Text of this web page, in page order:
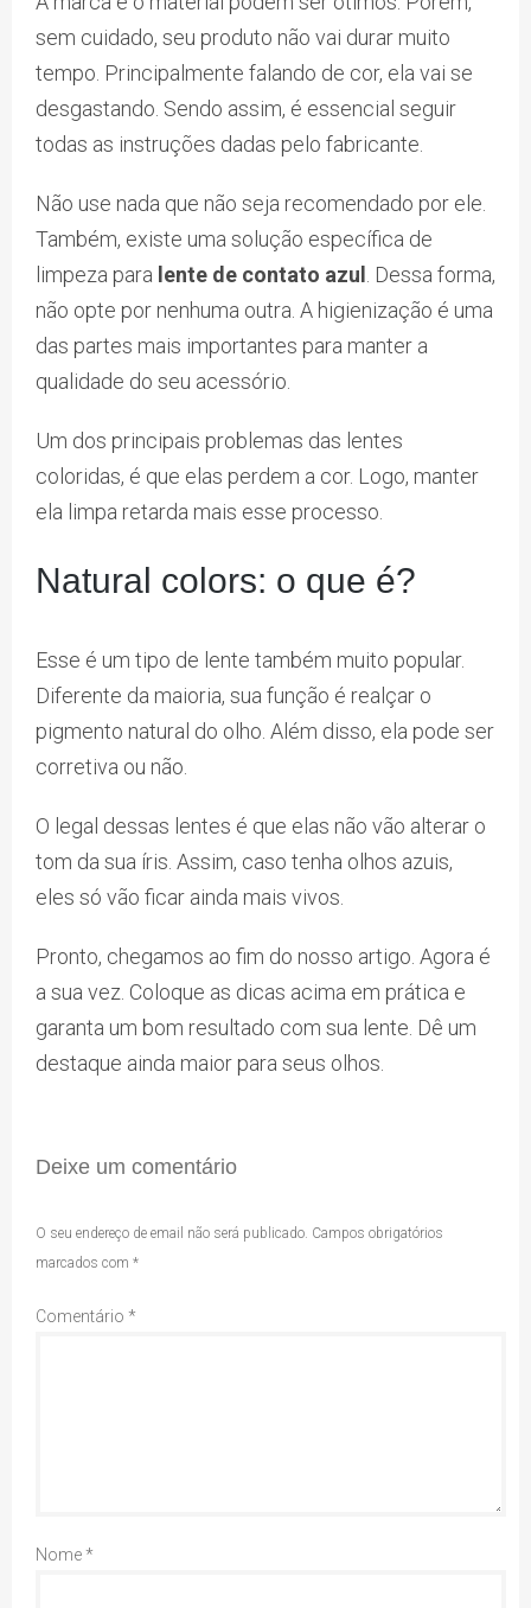
sem cuidado, seu produto não vai durar muito
tempo. Principalmente falando de cor, ela vai se
desgastando. Sendo assim, é essencial seguir
todas as instruções dadas pelo fabricante.
Não use nada que não seja recomendado por ele.
Também, existe uma solução específica de
limpeza para lente de contato azul
. Dessa forma,
não opte por nenhuma outra. A higienização é uma
das partes mais importantes para manter a
qualidade do seu acessório.
Um dos principais problemas das lentes
coloridas, é que elas perdem a cor. Logo, manter
ela limpa retarda mais esse processo.
Natural colors: o que é?
Esse é um tipo de lente também muito popular.
Diferente da maioria, sua função é realçar o
pigmento natural do olho. Além disso, ela pode ser
corretiva ou não.
O legal dessas lentes é que elas não vão alterar o
tom da sua íris. Assim, caso tenha olhos azuis,
eles só vão ficar ainda mais vivos.
Pronto, chegamos ao fim do nosso artigo. Agora é
a sua vez. Coloque as dicas acima em prática e
garanta um bom resultado com sua lente. Dê um
destaque ainda maior para seus olhos.
Deixe um comentário
O seu endereço de email não será publicado. Campos obrigatórios
marcados com *
Comentário *
Nome*